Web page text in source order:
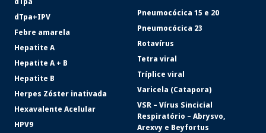
dTpa+IPV
Febre amarela
Hepatite A
Hepatite A + B
Hepatite B
Herpes Zóster inativada
Hexavalente Acelular
HPV9
Pneumocócica 15 e 20
Pneumocócica 23
Rotavírus
Tetra viral
Tríplice viral
Varicela (Catapora)
VSR – Vírus Sincicial
Respiratório – Abrysvo,
Arexvy e Beyfortus